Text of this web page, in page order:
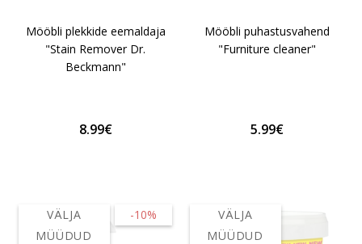
Mööbli plekkide eemaldaja
"Stain Remover Dr.
Beckmann"
8.99€
Mööbli puhastusvahend
"Furniture cleaner"
5.99€
-10%
VÄLJA
MÜÜDUD
VÄLJA
MÜÜDUD